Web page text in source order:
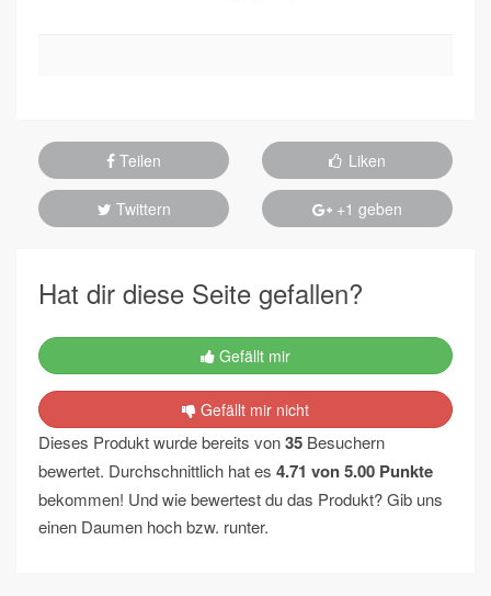
Teilen Liken
Twittern +1 geben
Hat dir diese Seite gefallen?
Gefällt mir
Gefällt mir nicht
Dieses Produkt wurde bereits von35 Besuchern
bewertet. Durchschnittlich hat es 4.71 von5.00 Punkte
bekommen! Und wie bewertest du das Produkt? Gib uns
einen Daumen hoch bzw. runter.